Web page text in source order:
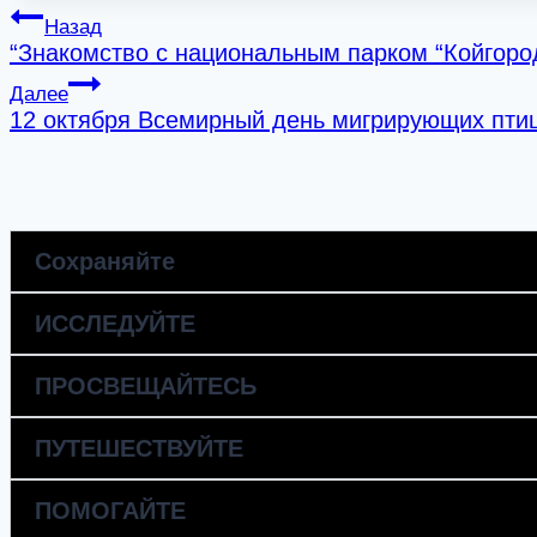
Навигация
по
записям
Назад
“Знакомство с национальным парком
Далее
12 октября Всемирный день мигрирующих
Сохраняйте
ИССЛЕДУЙТЕ
ПРОСВЕЩАЙТЕСЬ
ПУТЕШЕСТВУЙТЕ
ПОМОГАЙТЕ